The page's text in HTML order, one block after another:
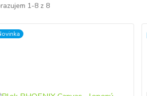
1-8 z 8